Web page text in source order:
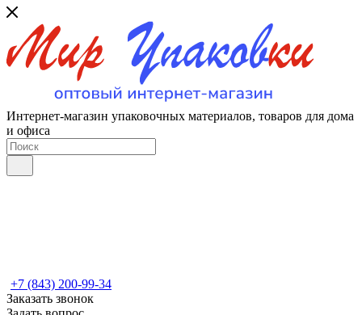
Интернет-магазин упаковочных материалов, товаров для дома
и офиса
+7 (843) 200-99-34
Заказать звонок